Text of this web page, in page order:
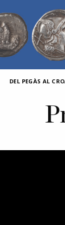
DEL PEGÀS AL